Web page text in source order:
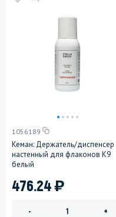
1056189
Кеман: Держатель/диспенсер
настенный для флаконов К9
белый
476.24)
- +